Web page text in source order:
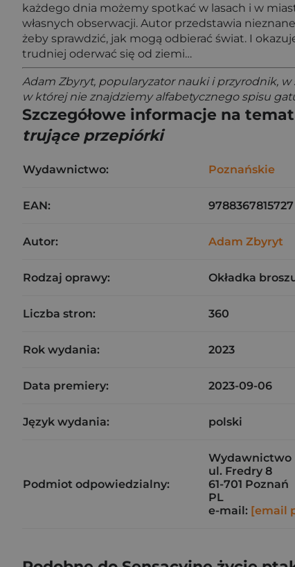
każdego dnia możemy spotkać w lasach i w
własnych obserwacji. Autor przedstawia
żeby sprawdzić, jak mogą odbierać świat. I
trudniej oderwać się od ziemi…
Adam Zbyryt, popularyzator nauki i przyrodnik,
w której nie znajdziemy alfabetycznego spisu
Szczegółowe informacje na
trujące przepiórki
Wydawnictwo: Poznańskie
EAN: 9788367815727
Autor: Adam Zbyryt
Rodzaj oprawy: Okładka
Liczba stron: 360
Rok wydania: 2023
Data premiery: 2023-09-06
Język wydania: polski
Podmiot odpowiedzialny:
Wydawnictwo
ul. Fredry 8
61-701 Poznań
PL
e-mail: [email